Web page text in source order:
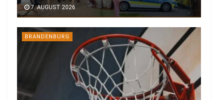
7. AUGUST 2026
BRANDENBURG